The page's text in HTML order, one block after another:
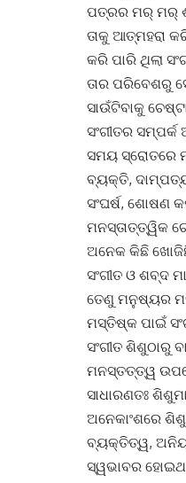
ପତ୍ରର ମର୍ ମର୍
ତାକୁ ଆତ୍ମହରା
କରି ପାରି ଥିଲା
ତାର ପରିବେଶରୁ
ସାଉଁଟିବାକୁ
ସଂଗୀତର
ସମୟ ସ୍ରୋତରେ
ବ୍ୟକ୍ତି,
ସଂଘର୍ଷ, ଶୋଷଣ
ମନସ୍ତାତ୍ତ୍ୱିକ
ଅନେକ କିଛି
ସଂଗୀତ ଓ ଶବ୍ଦ
ତେଣୁ ମନୁଷ୍ୟର
ମସ୍ତିଷ୍କ ପାଇଁ
ସଂଗୀତ ଶିଶୁଠାରୁ
ମନସ୍ତତ୍ତ୍ୱ
ସାଧାରଣତଃ
ଅନେକାଂଶରେ
ବ୍ୟକ୍ତିତ୍ୱ,
ସ୍ୱଭାବର